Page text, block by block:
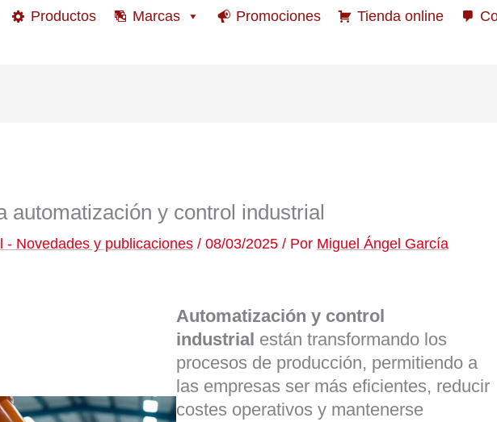
Productos Marcas Promociones Tienda online
automatización y control industrial
- Novedades y publicaciones/ 08/03/2025 / Por Miguel Ángel García
Automatización y control
industrial están transformando los
procesos de producción, permitiendo a
las empresas ser más eficientes, reducir
costes operativos y mantenerse